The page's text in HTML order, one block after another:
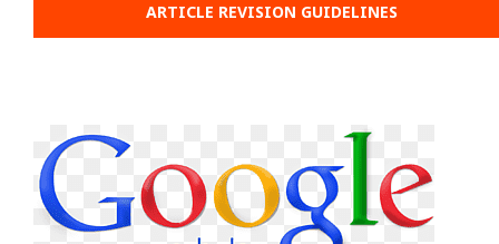
ARTICLE REVISION GUIDELINES